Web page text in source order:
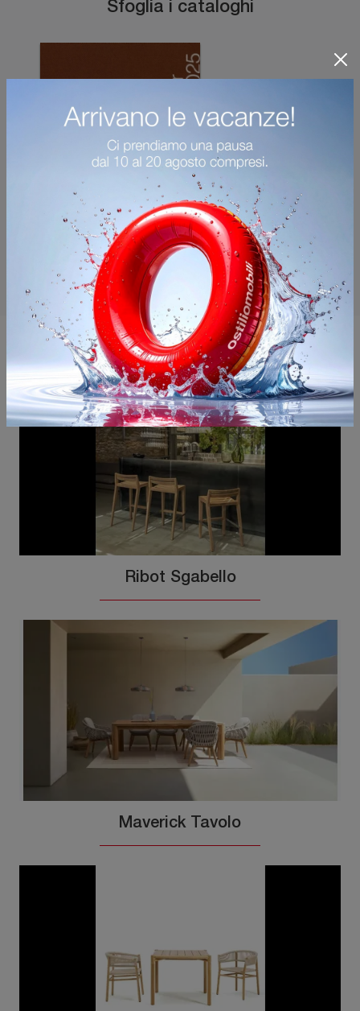
Sfoglia i cataloghi
Potrebbero piacerti anche
Ribot Sgabello
Maverick Tavolo